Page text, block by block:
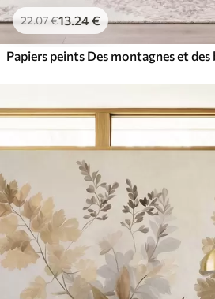
22.07€13.24€